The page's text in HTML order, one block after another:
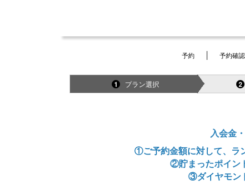
予約 予約確
1 プラン選択 2
入会金
①ご予約金額に対して、ラ
②貯まったポイン
③ダイヤモン